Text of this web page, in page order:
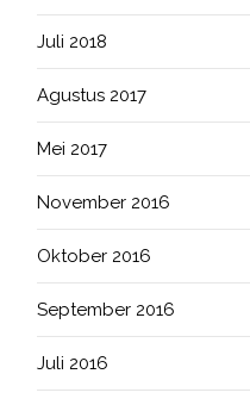
Juli 2018
Agustus 2017
Mei 2017
November 2016
Oktober 2016
September 2016
Juli 2016